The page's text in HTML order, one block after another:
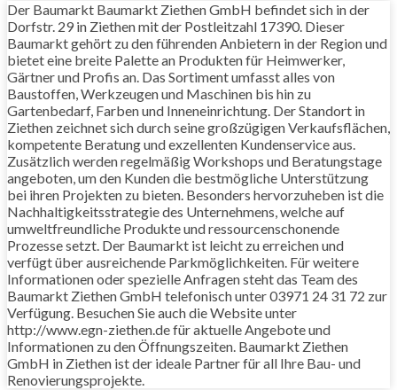
Der Baumarkt Baumarkt Ziethen GmbH befindet sich in der
Dorfstr. 29 in Ziethen mit der Postleitzahl 17390. Dieser
Baumarkt gehört zu den führenden Anbietern in der Region und
bietet eine breite Palette an Produkten für Heimwerker,
Gärtner und Profis an. Das Sortiment umfasst alles von
Baustoffen, Werkzeugen und Maschinen bis hin zu
Gartenbedarf, Farben und Inneneinrichtung. Der Standort in
Ziethen zeichnet sich durch seine großzügigen Verkaufsflächen,
kompetente Beratung und exzellenten Kundenservice aus.
Zusätzlich werden regelmäßig Workshops und Beratungstage
angeboten, um den Kunden die bestmögliche Unterstützung
bei ihren Projekten zu bieten. Besonders hervorzuheben ist die
Nachhaltigkeitsstrategie des Unternehmens, welche auf
umweltfreundliche Produkte und ressourcenschonende
Prozesse setzt. Der Baumarkt ist leicht zu erreichen und
verfügt über ausreichende Parkmöglichkeiten. Für weitere
Informationen oder spezielle Anfragen steht das Team des
Baumarkt Ziethen GmbH telefonisch unter 03971 24 31 72 zur
Verfügung. Besuchen Sie auch die Website unter
http://www.egn-ziethen.de für aktuelle Angebote und
Informationen zu den Öffnungszeiten. Baumarkt Ziethen
GmbH in Ziethen ist der ideale Partner für all Ihre Bau- und
Renovierungsprojekte.